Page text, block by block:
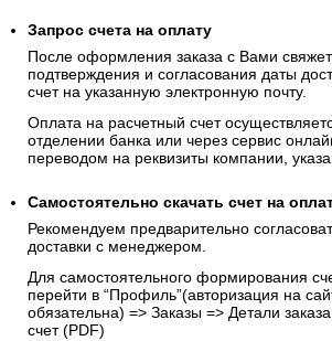
Запрос счета на оплату
После оформления заказа с Вами
подтверждения и согласования даты
счет на указанную электронную почту.
Оплата на расчетный счет
отделении банка или через сервис
переводом на реквизиты компании,
Самостоятельно скачать счет на
Рекомендуем предварительно
доставки с менеджером.
Для самостоятельного формирования
перейти в “Профиль”(авторизация на
обязательна) => Заказы => Детали
счет (PDF)